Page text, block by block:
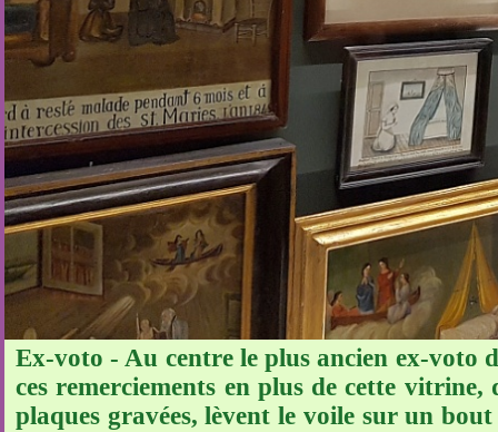
Ex-voto - Au centre le plus ancien ex-voto
ces remerciements en plus de cette vitrine,
plaques gravées, lèvent le voile sur un